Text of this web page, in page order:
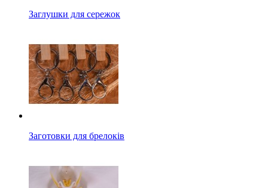
Заглушки для сережок
Заготовки для брелоків